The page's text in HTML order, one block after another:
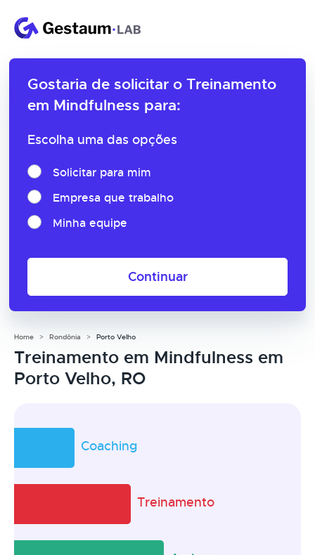
Gostaria de solicitar o Treinamento
em Mindfulness para:
Escolha uma das opções
Solicitar para mim
Empresa que trabalho
Minha equipe
Continuar
Home Rondônia Porto Velho
Treinamento em Mindfulness em
Porto Velho, RO